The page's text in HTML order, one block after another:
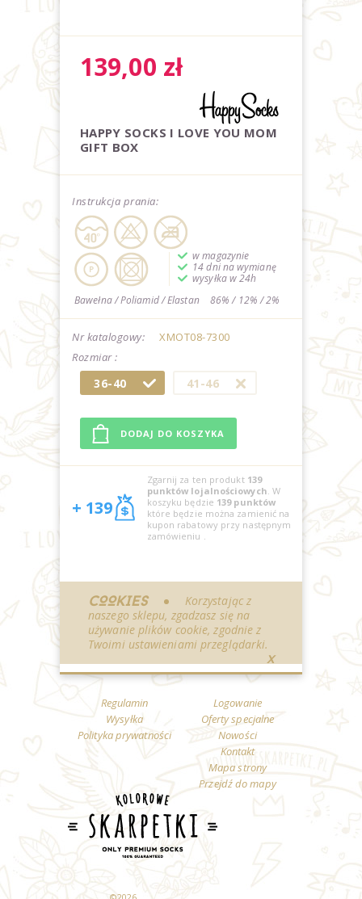
139,00 zł
HAPPY SOCKS I LOVE YOU MOM
GIFT BOX
Instrukcja prania:
w magazynie
14 dni na wymianę
wysyłka w 24h
Bawełna / Poliamid / Elastan
86% / 12% / 2%
Nr katalogowy:
XMOT08-7300
Rozmiar :
36-40 41-46
+ 139
Zgarnij za ten produkt 139
punktów lojalnościowych. W
koszyku będzie 139punktów
które będzie można zamienić na
kupon rabatowy przy następnym
zamówieniu .
COOKIES
Korzystając z
naszego sklepu, zgadzasz się na
używanie plików cookie, zgodnie z
Twoimi ustawieniami przeglądarki.
X
Regulamin
Wysyłka
Polityka prywatności
Logowanie
Oferty specjalne
Nowości
Kontakt
Mapa strony
Przejdź do mapy